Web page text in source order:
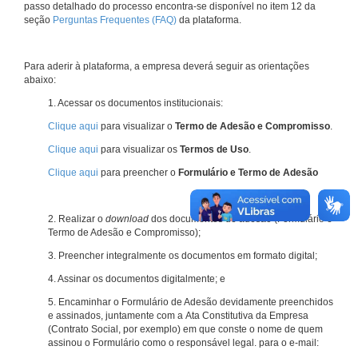
passo detalhado do processo encontra-se disponível no item 12 da
seção Perguntas Frequentes (FAQ) da plataforma.
Para aderir à plataforma, a empresa deverá seguir as orientações
abaixo:
1. Acessar os documentos institucionais:
Clique aqui para visualizar o Termo de Adesão e Compromisso.
Clique aqui para visualizar os Termos de Uso.
Clique aqui para preencher o Formulário e Termo de Adesão
2. Realizar o download dos documentos de adesão (Formulário e
Termo de Adesão e Compromisso);
3. Preencher integralmente os documentos em formato digital;
4. Assinar os documentos digitalmente; e
5. Encaminhar o Formulário de Adesão devidamente preenchidos
e assinados, juntamente com a Ata Constitutiva da Empresa
(Contrato Social, por exemplo) em que conste o nome de quem
assinou o Formulário como o responsável legal. para o e-mail: